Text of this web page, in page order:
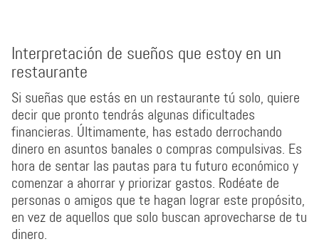
Interpretación de sueños que estoy en un
restaurante
Si sueñas que estás en un restaurante tú solo, quiere
decir que pronto tendrás algunas dificultades
financieras. Últimamente, has estado derrochando
dinero en asuntos banales o compras compulsivas. Es
hora de sentar las pautas para tu futuro económico y
comenzar a ahorrar y priorizar gastos. Rodéate de
personas o amigos que te hagan lograr este propósito,
en vez de aquellos que solo buscan aprovecharse de tu
dinero.